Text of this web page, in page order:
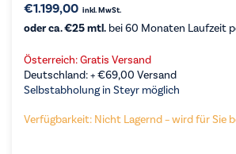
€1.199,00 inkl. MwSt.
oder ca. €25 mtl. bei 60 Monaten Laufzeit
Österreich: Gratis Versand
Deutschland: +€69,00 Versand
Selbstabholung in Steyr möglich
Verfügbarkeit: Nicht Lagernd – wird für Sie